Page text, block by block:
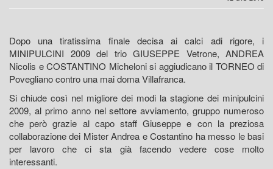
Dopo una tiratissima finale decisa ai calci adi rigore, i
MINIPULCINI 2009 del trio GIUSEPPE Vetrone, ANDREA
Nicolis e COSTANTINO Micheloni si aggiudicano il TORNEO di
Povegliano contro una mai doma Villafranca.
Si chiude così nel migliore dei modi la stagione dei minipulcini
2009, al primo anno nel settore avviamento, gruppo numeroso
che però grazie al capo staff Giuseppe e con la preziosa
collaborazione dei Mister Andrea e Costantino ha messo le basi
per lavoro che ci sta già facendo vedere cose molto
interessanti.